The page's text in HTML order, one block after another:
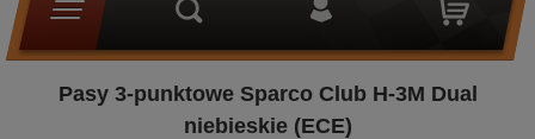
Pasy 3-punktowe Sparco Club H-3M Dual
niebieskie (ECE)